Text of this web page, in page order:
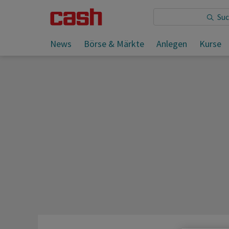
News Börse & Märkte Anlegen Kurse
Sie lesen: